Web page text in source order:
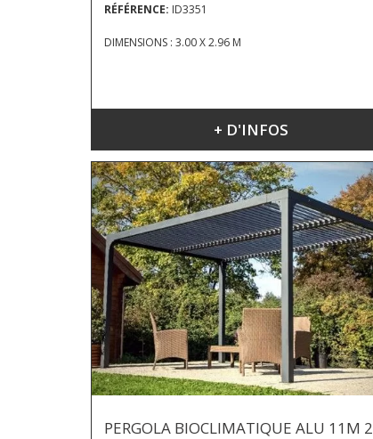
RÉFÉRENCE: ID3351
DIMENSIONS : 3.00 X 2.96 M
+ D'INFOS
PERGOLA BIOCLIMATIQUE ALU 11M 2